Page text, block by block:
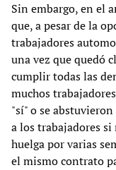
Sin embargo, en el
que, a pesar de la
trabajadores
una vez que quedó
cumplir todas las
muchos
"sí" o se
a los trabajadores
huelga por varias
el mismo contrato